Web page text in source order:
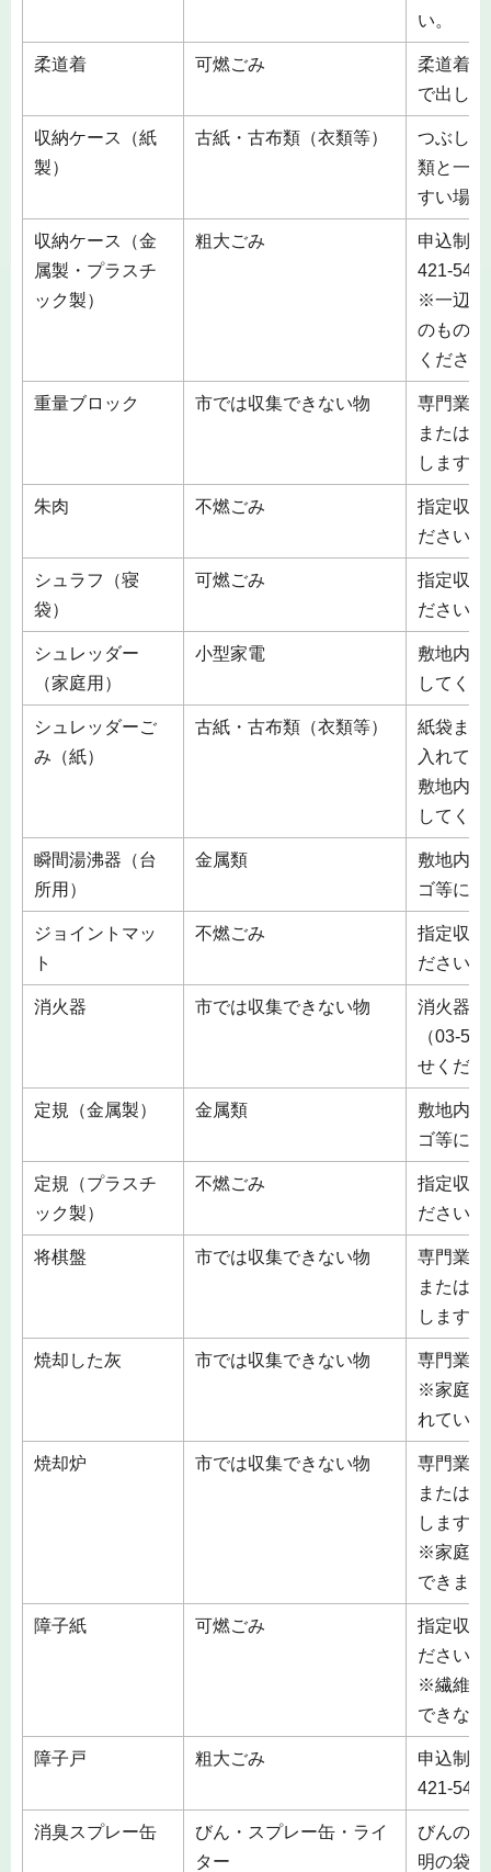
い。
柔道着 可燃ごみ
柔道着
で出し
収納ケース（紙
製）
古紙・古布類（衣類等）
つぶし
類と一
すい場
収納ケース（金
属製・プラスチ
ック製）
粗大ごみ
申込制
421-
※一辺が
のもの
くださ
重量ブロック 市では収集できない物
専門業
または
します。
朱肉 不燃ごみ
指定収
ださい。
シュラフ（寝
袋）
可燃ごみ
指定収
ださい。
シュレッダー
（家庭用）
小型家電
敷地内
してく
シュレッダーご
み（紙）
古紙・古布類（衣類等）
紙袋ま
入れて
敷地内
してく
瞬間湯沸器（台
所用）
金属類
敷地内
ゴ等に
ジョイントマッ
ト
不燃ごみ
指定収
ださい。
消火器 市では収集できない物
消火器
（03-
せくだ
定規（金属製） 金属類
敷地内
ゴ等に
定規（プラスチ
ック製）
不燃ごみ
指定収
ださい。
将棋盤 市では収集できない物
専門業
または
します。
焼却した灰 市では収集できない物
専門業
※家庭で
れてい
焼却炉 市では収集できない物
専門業
または
します。
※家庭用
できま
障子紙 可燃ごみ
指定収
ださい。
※繊維が
できな
障子戸 粗大ごみ
申込制
421-
消臭スプレー缶
びん・スプレー缶・ライ
ター
びんの
明の袋